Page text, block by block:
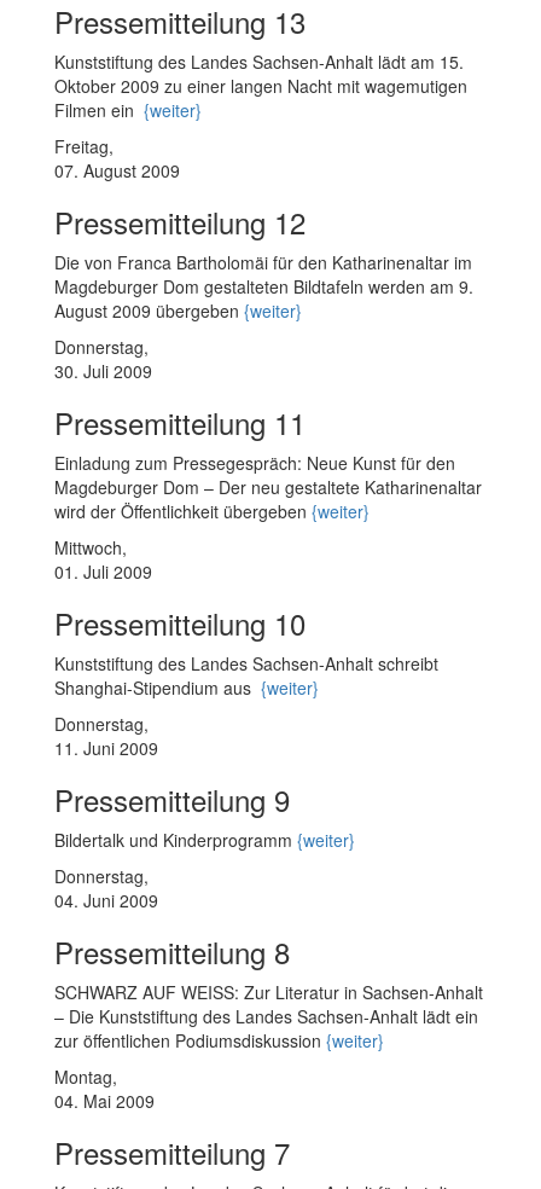
Pressemitteilung 13
Kunststiftung des Landes Sachsen-Anhalt lädt am 15.
Oktober 2009 zu einer langen Nacht mit wagemutigen
Filmen ein {weiter}
Freitag,
07. August 2009
Pressemitteilung 12
Die von Franca Bartholomäi für den Katharinenaltar im
Magdeburger Dom gestalteten Bildtafeln werden am 9.
August 2009 übergeben {weiter}
Donnerstag,
30. Juli 2009
Pressemitteilung 11
Einladung zum Pressegespräch: Neue Kunst für den
Magdeburger Dom – Der neu gestaltete Katharinenaltar
wird der Öffentlichkeit übergeben {weiter}
Mittwoch,
01. Juli 2009
Pressemitteilung 10
Kunststiftung des Landes Sachsen-Anhalt schreibt
Shanghai-Stipendium aus {weiter}
Donnerstag,
11. Juni 2009
Pressemitteilung 9
Bildertalk und Kinderprogramm {weiter}
Donnerstag,
04. Juni 2009
Pressemitteilung 8
SCHWARZ AUF WEISS: Zur Literatur in Sachsen-Anhalt
– Die Kunststiftung des Landes Sachsen-Anhalt lädt ein
zur öffentlichen Podiumsdiskussion {weiter}
Montag,
04. Mai 2009
Pressemitteilung 7